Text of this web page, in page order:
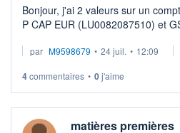
Bonjour, j'ai 2 valeurs sur un
P CAP EUR (LU0082087510) et
veux procéder à la vente, on me
par M9598679 • 24 juil. • 12:09
4commentaires • 0j'aime
matières premières